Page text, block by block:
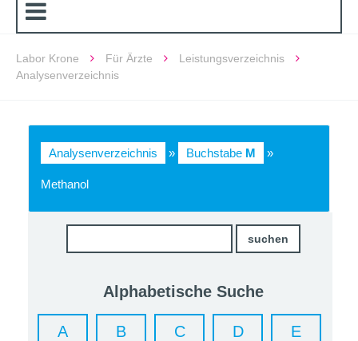
Labor Krone Für Ärzte
Leistungsverzeichnis
Analysenverzeichnis
Analysenverzeichnis » Buchstabe M »
Methanol
Alphabetische Suche
A B C D E